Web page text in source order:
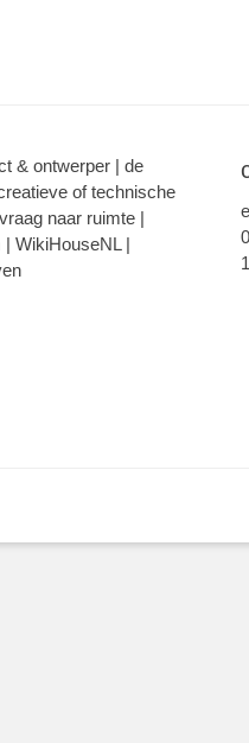
& ontwerper | de
of technische
naar ruimte |
WikiHouseNL |